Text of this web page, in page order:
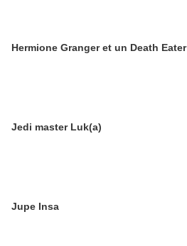
Hermione Granger et un Death Eater
Jedi master Luk(a)
Jupe Insa